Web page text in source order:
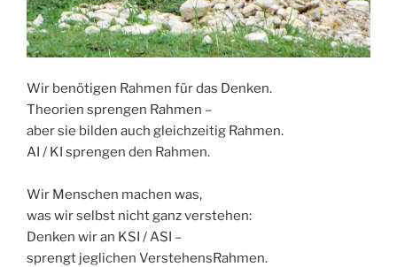
Wir benötigen Rahmen für das Denken.
Theorien sprengen Rahmen –
aber sie bilden auch gleichzeitig Rahmen.
AI / KI sprengen den Rahmen.
Wir Menschen machen was,
was wir selbst nicht ganz verstehen:
Denken wir an KSI / ASI –
sprengt jeglichen VerstehensRahmen.